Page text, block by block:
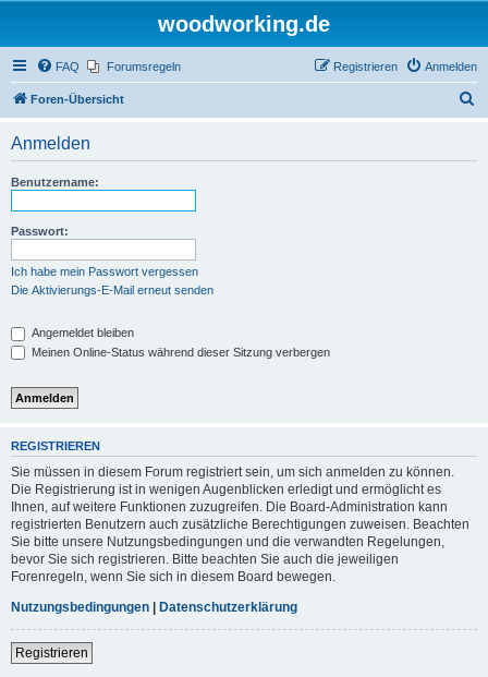
woodworking.de
FAQ Forumsregeln Anmelden
Registrieren
Foren-Übersicht
Anmelden
Benutzername:
Passwort:
Ich habe mein Passwort vergessen
Die Aktivierungs-E-Mail erneut senden
Angemeldet bleiben
Meinen Online-Status während dieser Sitzung verbergen
REGISTRIEREN
Sie müssen in diesem Forum registriert sein, um sich anmelden zu können.
Die Registrierung ist in wenigen Augenblicken erledigt und ermöglicht es
Ihnen, auf weitere Funktionen zuzugreifen. Die Board-Administration kann
registrierten Benutzern auch zusätzliche Berechtigungen zuweisen. Beachten
Sie bitte unsere Nutzungsbedingungen und die verwandten Regelungen,
bevor Sie sich registrieren. Bitte beachten Sie auch die jeweiligen
Forenregeln, wenn Sie sich in diesem Board bewegen.
Nutzungsbedingungen | Datenschutzerklärung
Registrieren